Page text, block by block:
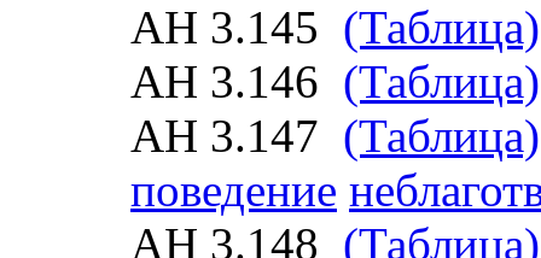
АН 3.145 (Таблица)
АН 3.146 (Таблица)
АН 3.147 (Таблица)
поведение
АН 3.148 (Таблица)